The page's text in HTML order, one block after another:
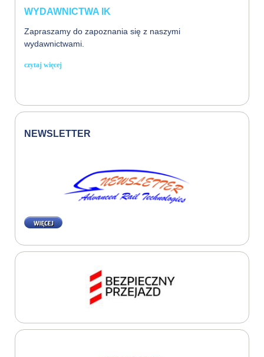
WYDAWNICTWA IK
Zapraszamy do zapoznania się z naszymi
wydawnictwami.
czytaj więcej
NEWSLETTER
WIĘCEJ